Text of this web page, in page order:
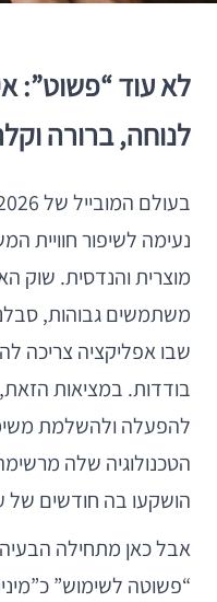
לא עוד “פשוט”:
לנוחה, ברורה
נעימה לשיפור חוויית
מוצרית והנדסית. שוק
משתמשים גבוהות,
שבו אפליקציה צריכה
בודדות. במציאות
להפעלה ולהשלמת
הטכנולוגיה שלה
הושקעו בה חודשים של
אבל כאן מתחילה
“פשוטה לשימוש”